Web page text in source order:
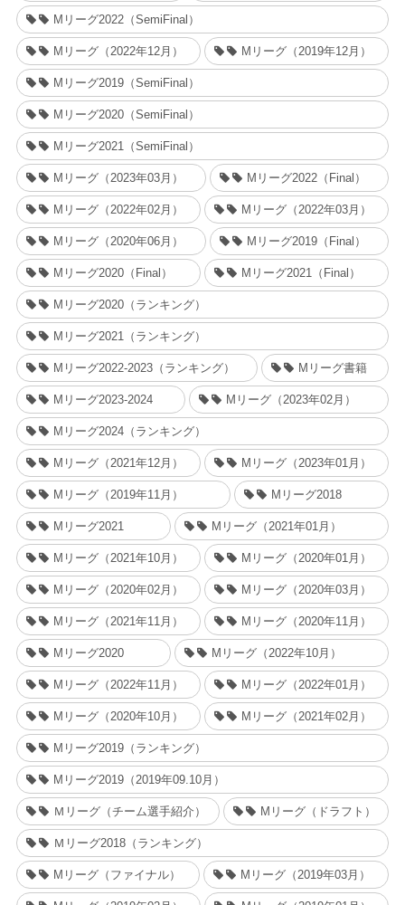
Mリーグ2022（SemiFinal）
Mリーグ（2022年12月） Mリーグ（2019年12月）
Mリーグ2019（SemiFinal）
Mリーグ2020（SemiFinal）
Mリーグ2021（SemiFinal）
Mリーグ（2023年03月） Mリーグ2022（Final）
Mリーグ（2022年02月） Mリーグ（2022年03月）
Mリーグ（2020年06月） Mリーグ2019（Final）
Mリーグ2020（Final） Mリーグ2021（Final）
Mリーグ2020（ランキング）
Mリーグ2021（ランキング）
Mリーグ2022-2023（ランキング） Mリーグ書籍
Mリーグ2023-2024 Mリーグ（2023年02月）
Mリーグ2024（ランキング）
Mリーグ（2021年12月） Mリーグ（2023年01月）
Mリーグ（2019年11月） Mリーグ2018
Mリーグ2021 Mリーグ（2021年01月）
Mリーグ（2021年10月） Mリーグ（2020年01月）
Mリーグ（2020年02月） Mリーグ（2020年03月）
Mリーグ（2021年11月） Mリーグ（2020年11月）
Mリーグ2020 Mリーグ（2022年10月）
Mリーグ（2022年11月） Mリーグ（2022年01月）
Mリーグ（2020年10月） Mリーグ（2021年02月）
Mリーグ2019（ランキング）
Mリーグ2019（2019年09.10月）
Ｍリーグ（チーム選手紹介） Mリーグ（ドラフト）
Ｍリーグ2018（ランキング）
Mリーグ（ファイナル） Mリーグ（2019年03月）